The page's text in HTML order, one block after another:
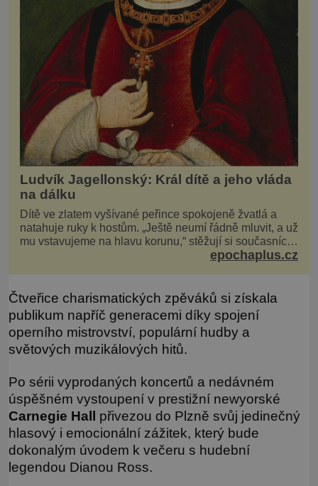
Ludvík Jagellonský: Král dítě a jeho vláda
na dálku
Dítě ve zlatem vyšívané peřince spokojeně žvatlá a
natahuje ruky k hostům. „Ještě neumí řádně mluvit, a už
mu vstavujeme na hlavu korunu,“ stěžují si současníci,
pro které je k neuvěření, že droboučký princ se dnes
epochaplus.cz
Čtveřice charismatických zpěváků si získala
publikum napříč generacemi díky spojení
operního mistrovství, populární hudby a
světových muzikálových hitů.
Po sérii vyprodaných koncertů a nedávném
úspěšném vystoupení v prestižní newyorské
Carnegie Hall
přivezou do Plzně svůj jedinečný
hlasový i emocionální zážitek, který bude
dokonalým úvodem k večeru s hudební
legendou Dianou Ross.